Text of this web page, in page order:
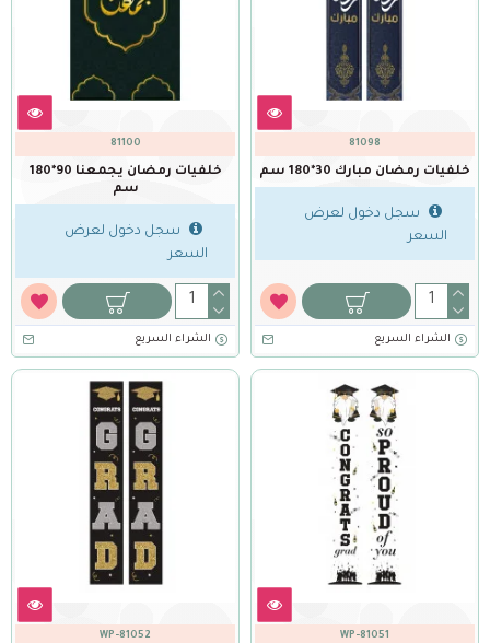
81098
خلفيات رمضان مبارك 30*180 سم
سجل دخول لعرض
السعر
الشراء السريع
81100
خلفيات رمضان يجمعنا 90*180
سم
سجل دخول لعرض
السعر
الشراء السريع
WP-81051
WP-81052